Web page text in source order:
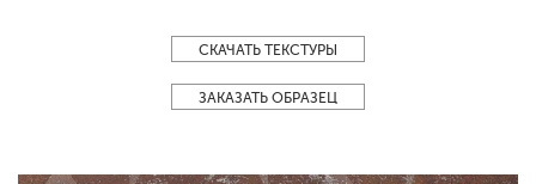
СКАЧАТЬ ТЕКСТУРЫ
ЗАКАЗАТЬ ОБРАЗЕЦ